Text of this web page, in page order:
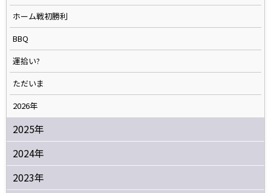
ホーム戦初勝利
BBQ
運拾い?
ただいま
2026年
2025年
2024年
2023年